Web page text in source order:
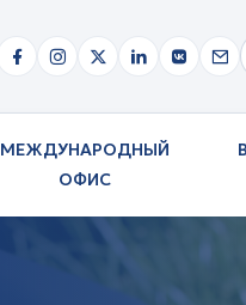
МЕЖДУНАРОДНЫЙ
ОФИС